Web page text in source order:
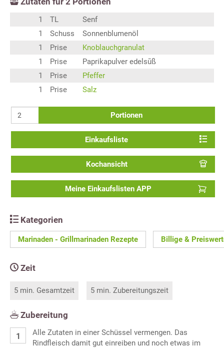
1 TL
Senf
1
Schuss
Sonnenblumenöl
1
Prise
Knoblauchgranulat
1
Prise
Paprikapulver edelsūß
1
Prise
Pfeffer
1
Prise Salz
Portionen
Einkaufsliste
Kochansicht
Meine Einkaufslisten APP
Kategorien
Marinaden - Grillmarinaden Rezepte Billige &
Zeit
5 min. Gesamtzeit 5 min. Zubereitungszeit
Zubereitung
Alle Zutaten in einer Schüssel vermengen. Das
Rindfleisch damit gut einreiben und noch etwas im